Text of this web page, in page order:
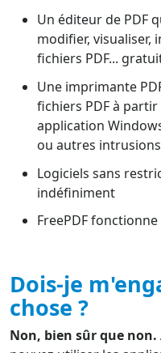
Un éditeur de PDF
modifier, visualiser,
fichiers PDF...
Une imprimante
fichiers PDF à
application
ou autres
Logiciels sans
indéfiniment
FreePDF
Dois-je
chose ?
Non, bien sûr que non.